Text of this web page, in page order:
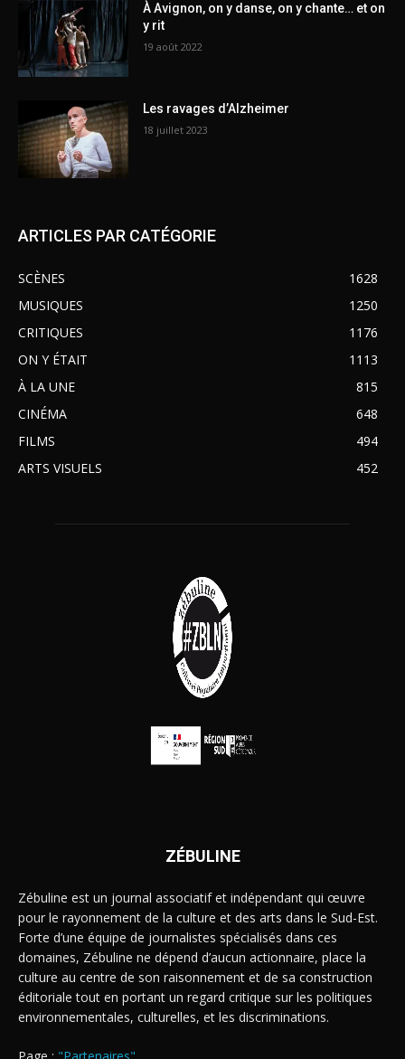
À Avignon, on y danse, on y chante… et on
y rit
19 août 2022
Les ravages d’Alzheimer
18 juillet 2023
ARTICLES PAR CATÉGORIE
SCÈNES
1628
MUSIQUES
1250
CRITIQUES
1176
ON Y ÉTAIT
1113
À LA UNE
815
CINÉMA
648
FILMS
494
ARTS VISUELS
452
ZÉBULINE
Zébuline est un journal associatif et indépendant qui œuvre
pour le rayonnement de la culture et des arts dans le Sud-Est.
Forte d’une équipe de journalistes spécialisés dans ces
domaines, Zébuline ne dépend d’aucun actionnaire, place la
culture au centre de son raisonnement et de sa construction
éditoriale tout en portant un regard critique sur les politiques
environnementales, culturelles, et les discriminations.